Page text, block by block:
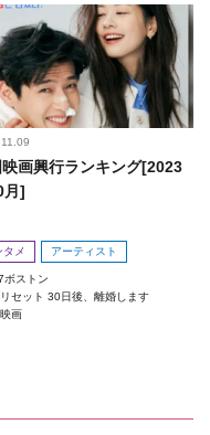
画興行ランキング[2023
月]
タメ アーティスト
ボストン
セット 30日後、離婚します
画